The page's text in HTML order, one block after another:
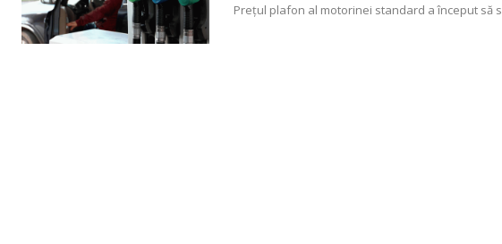
Preţul plafon al motorinei standard a început să